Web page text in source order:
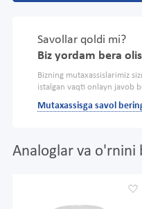
Savollar qoldi mi?
Biz yordam bera
Bizning mutaxassislarimiz
istalgan vaqti onlayn javob
Mutaxassisga savol
Analoglar va o'rnini